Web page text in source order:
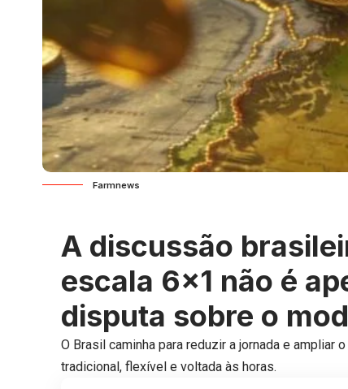
Farmnews
A discussão
escala 6×1 não é
disputa sobre o
O Brasil caminha para reduzir a jornada e ampliar
tradicional, flexível e voltada às horas.